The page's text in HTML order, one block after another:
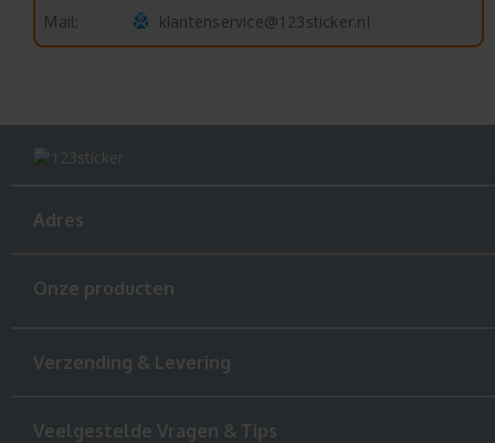
Mail: klantenservice@123sticker.nl
Adres
Onze producten
Verzending & Levering
Veelgestelde Vragen & Tips